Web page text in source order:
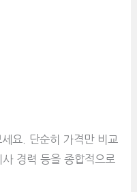
요. 단순히 가격만 비교
경력 등을 종합적으로